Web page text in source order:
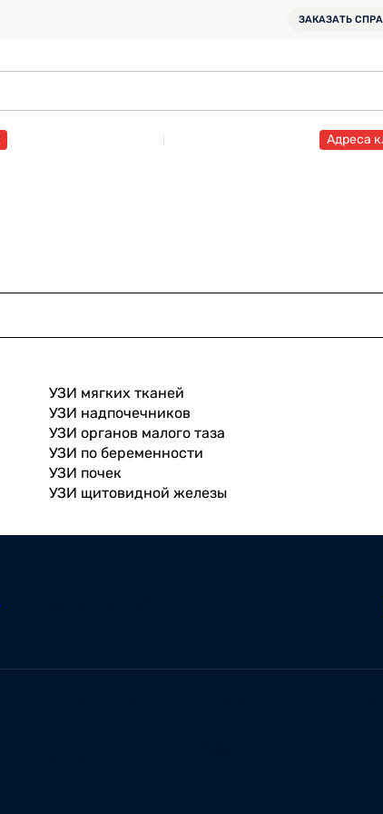
ЗАКАЗАТЬ
Адреса
УЗИ мягких тканей
УЗИ надпочечников
УЗИ органов малого таза
УЗИ по беременности
УЗИ почек
УЗИ щитовидной железы